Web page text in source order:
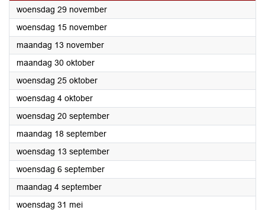
woensdag 29 november2023
woensdag 15 november2023
maandag 13 november2023
maandag 30 oktober2023
woensdag 25 oktober2023
woensdag 4 oktober2023
woensdag 20 september2023
maandag 18 september2023
woensdag 13 september2023
woensdag 6 september2023
maandag 4 september2023
woensdag 31 mei2023